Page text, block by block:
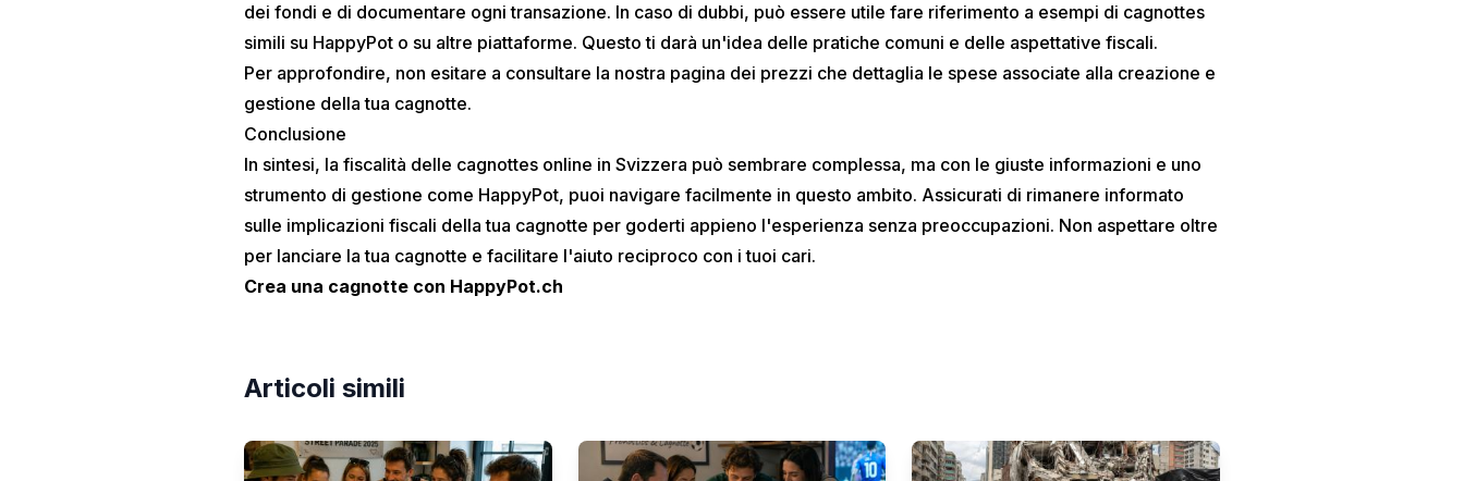
dei fondi e di documentare ogni transazione. In caso di dubbi, può essere utile fare riferimento a esempi di cagnottes
simili su HappyPot o su altre piattaforme. Questo ti darà un'idea delle pratiche comuni e delle aspettative fiscali.
Per approfondire, non esitare a consultare la nostra pagina dei prezzi che dettaglia le spese associate alla creazione e
gestione della tua cagnotte.
Conclusione
In sintesi, la fiscalità delle cagnottes online in Svizzera può sembrare complessa, ma con le giuste informazioni e uno
strumento di gestione come HappyPot, puoi navigare facilmente in questo ambito. Assicurati di rimanere informato
sulle implicazioni fiscali della tua cagnotte per goderti appieno l'esperienza senza preoccupazioni. Non aspettare oltre
per lanciare la tua cagnotte e facilitare l'aiuto reciproco con i tuoi cari.
Crea una cagnotte con HappyPot.ch
Articoli simili